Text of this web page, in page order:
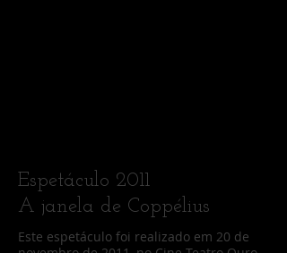
Espetáculo 2011
A janela de Coppélius
Este espetáculo foi realizado em 20 de